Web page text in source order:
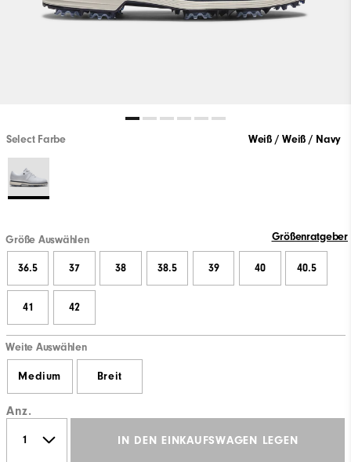
Select Farbe Weiß / Weiß / Navy
Größe Auswählen Größenratgeber
36.5 37 38 38.5 39 40 40.5
41 42
Weite Auswählen
Medium Breit
Anz.
IN DEN EINKAUFSWAGEN LEGEN